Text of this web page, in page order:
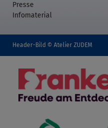
Presse
Infomaterial
Header-Bild © Atelier ZUDEM